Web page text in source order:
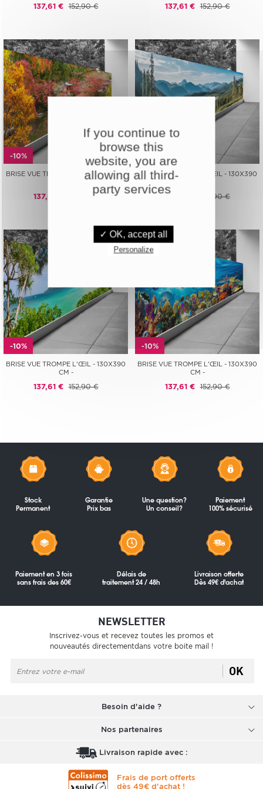
137,61 € 152,90 € 137,61 € 152,90 €
-10%
BRISE VUE TROMPE L'ŒIL - 130X390
137,61 € 152,90 €
BRISE VUE TROMPE L'ŒIL - 130X390
137,61 € 152,90 €
-10%
BRISE VUE TROMPE L'ŒIL - 130X390
CM -
137,61 € 152,90 €
-10%
BRISE VUE TROMPE L'ŒIL - 130X390
CM -
137,61 € 152,90 €
Stock
Permanent
Garantie
Prix bas
Une question?
Un conseil?
Paiement
100% sécurisé
Paiement en 3 fois
sans frais des 60€
Délais de
traitement 24 / 48h
Livraison offerte
Dès 49€ d'achat
NEWSLETTER
Inscrivez-vous et recevez toutes les promos et
nouveautés directementdans votre boite mail !
OK
Besoin d'aide ?
Nos partenaires
Livraison rapide avec :
Frais de port offerts
dès 49€ d'achat !
If you continue to
browse this
website, you are
allowing all third-
party services
✓ OK, accept all
Personalize